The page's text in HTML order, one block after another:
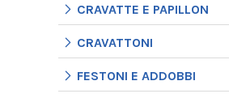
CRAVATTE E PAPILLON
CRAVATTONI
FESTONI E ADDOBBI